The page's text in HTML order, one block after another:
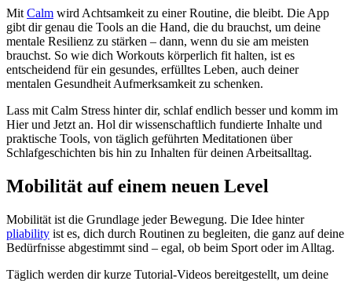
Mit Calm wird Achtsamkeit zu einer Routine, die bleibt. Die App
gibt dir genau die Tools an die Hand, die du brauchst, um deine
mentale Resilienz zu stärken – dann, wenn du sie am meisten
brauchst. So wie dich Workouts körperlich fit halten, ist es
entscheidend für ein gesundes, erfülltes Leben, auch deiner
mentalen Gesundheit Aufmerksamkeit zu schenken.
Lass mit Calm Stress hinter dir, schlaf endlich besser und komm im
Hier und Jetzt an. Hol dir wissenschaftlich fundierte Inhalte und
praktische Tools, von täglich geführten Meditationen über
Schlafgeschichten bis hin zu Inhalten für deinen Arbeitsalltag.
Mobilität auf einem neuen Level
Mobilität ist die Grundlage jeder Bewegung. Die Idee hinter
pliability ist es, dich durch Routinen zu begleiten, die ganz auf deine
Bedürfnisse abgestimmt sind – egal, ob beim Sport oder im Alltag.
Täglich werden dir kurze Tutorial-Videos bereitgestellt, um deine